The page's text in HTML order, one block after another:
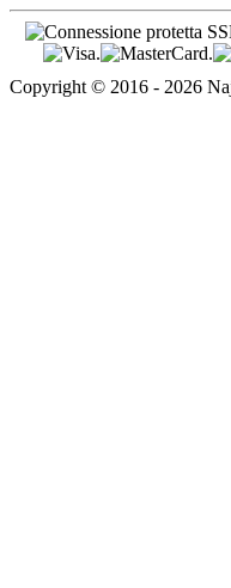
Copyright © 2016 - 2026